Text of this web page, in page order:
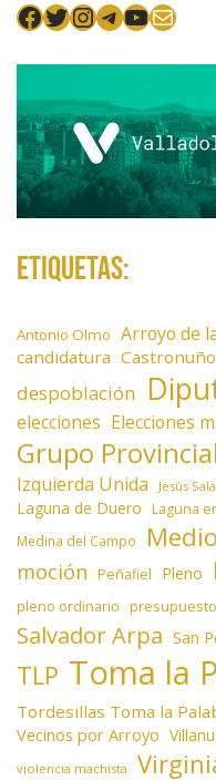
Facebook
Twitter
Instagram
Telegram
YouTube
Mail
Etiquetas:
Antonio Olmo Arroyo de
candidatura Castronuño
despoblación
elecciones Elecciones
Grupo
Izquierda Unida Jesús
Laguna de Duero Laguna
Medina del Campo
moción Peñafiel Pleno
pleno ordinario
Salvador Arpa San
TLP Toma la
Tordesillas Toma la
Vecinos por Arroyo
violencia machista